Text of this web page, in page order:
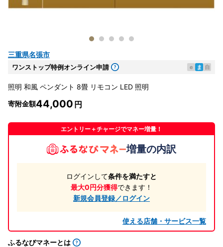
三重県名張市
ワンストップ特例オンライン申請 e ま 自
照明 和風 ペンダント 8畳 リモコン LED 照明
寄附金額44,000
エントリー＋チャージでマネー増量！
増量の内訳
ログインして条件を満たすと
最大0円分獲得できます！
新規会員登録／ログイン
使える店舗・サービス一覧
ふるなびマネーとは